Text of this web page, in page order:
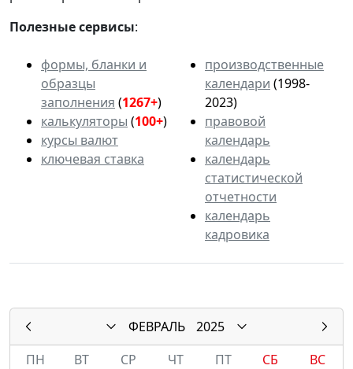
Полезные сервисы:
формы, бланки и
образцы
заполнения (1267+)
калькуляторы (100+)
курсы валют
ключевая ставка
производственные
календари (1998-
2023)
правовой
календарь
календарь
статистической
отчетности
календарь
кадровика
ФЕВРАЛЬ
2025
ПН
ВТ СР ЧТ ПТ СБ
ВС